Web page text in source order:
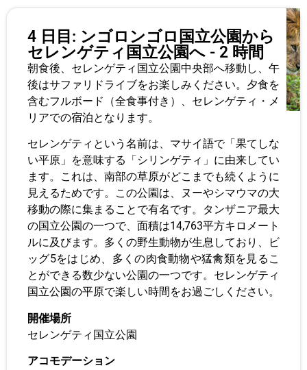
4 日目: ンゴロンゴロ国立公園から
セレンゲティ国立公園へ - 2 時間
朝食後、セレンゲティ国立公園中央部へ移動し、午
後はサファリドライブをお楽しみください。夕食を
含むフルボード（全食事付き）、セレンゲティ・メ
リアでの宿泊となります。
セレンゲティという名前は、マサイ語で「果てしな
い平原」を意味する「シリンゲティ」に由来してい
ます。これは、南部の草原がどこまでも続くように
見えるためです。この公園は、ヌーやシマウマの大
移動の際に集まることで有名です。タンザニア最大
の国立公園の一つで、面積は14,763平方キロメート
ルに及びます。多くの野生動物が生息しており、ビ
ッグ5をはじめ、多くの肉食動物や猛禽類を見るこ
とができる数少ない公園の一つです。セレンゲティ
国立公園の平原で楽しい時間をお過ごしください。
開催場所
セレンゲティ国立公園
アコモデーション